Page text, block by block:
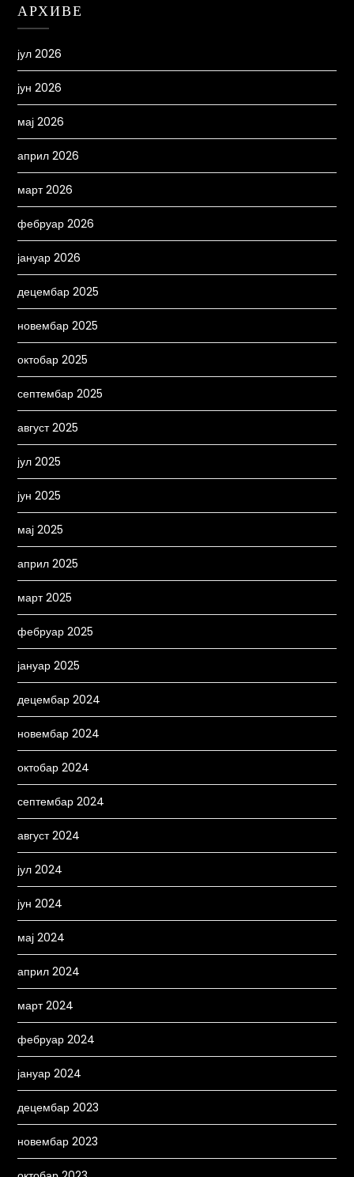
АРХИВЕ
јул 2026
јун 2026
мај 2026
април 2026
март 2026
фебруар 2026
јануар 2026
децембар 2025
новембар 2025
октобар 2025
септембар 2025
август 2025
јул 2025
јун 2025
мај 2025
април 2025
март 2025
фебруар 2025
јануар 2025
децембар 2024
новембар 2024
октобар 2024
септембар 2024
август 2024
јул 2024
јун 2024
мај 2024
април 2024
март 2024
фебруар 2024
јануар 2024
децембар 2023
новембар 2023